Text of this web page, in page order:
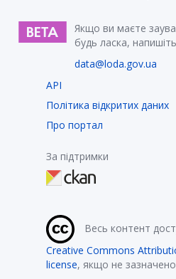
Якщо ви маєте
будь ласка,
data@loda.gov.ua
API
Політика відкритих даних
Про портал
За підтримки
Весь контент
Creative Commons
license, якщо не